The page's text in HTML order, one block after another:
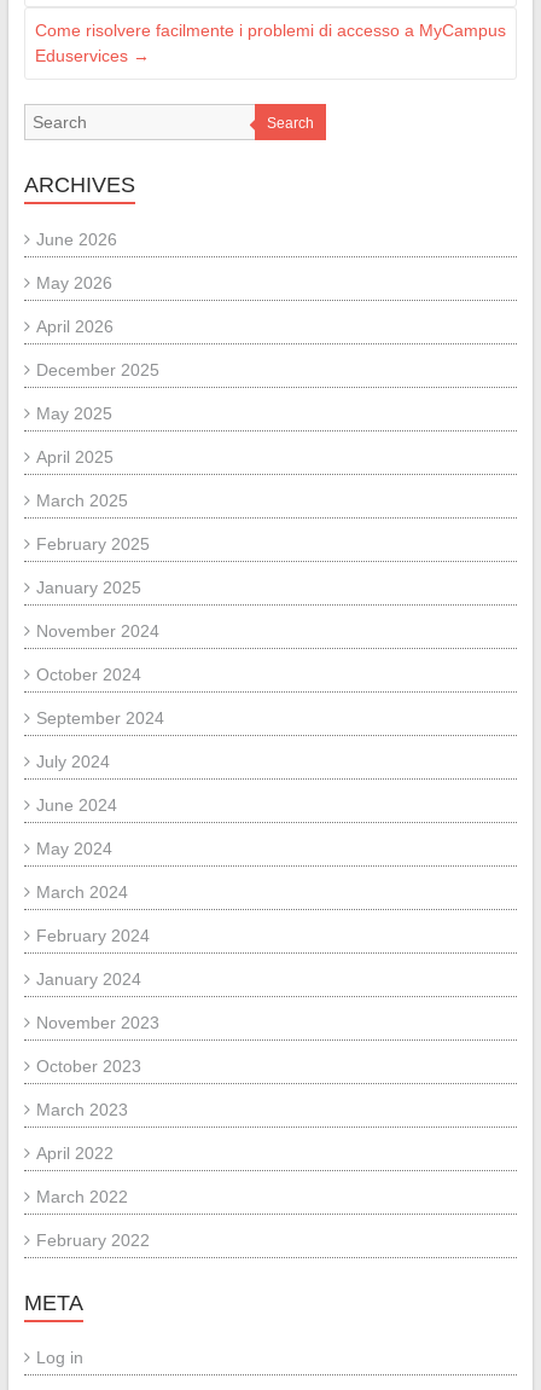
Come risolvere facilmente i problemi di accesso a MyCampus
Eduservices →
Search
ARCHIVES
June 2026
May 2026
April 2026
December 2025
May 2025
April 2025
March 2025
February 2025
January 2025
November 2024
October 2024
September 2024
July 2024
June 2024
May 2024
March 2024
February 2024
January 2024
November 2023
October 2023
March 2023
April 2022
March 2022
February 2022
META
Log in